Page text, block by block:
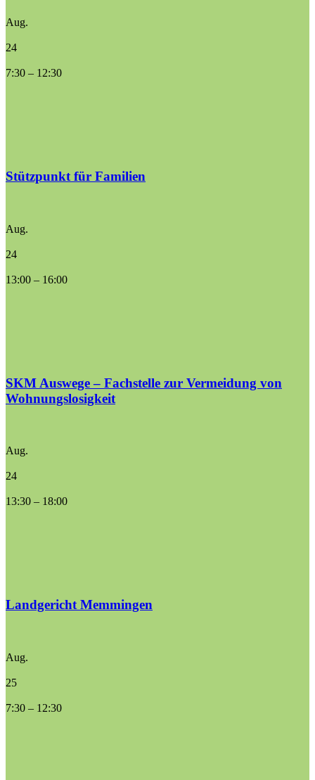
Aug.
24
7:30 – 12:30
Stützpunkt für Familien
Aug.
24
13:00 – 16:00
SKM Auswege – Fachstelle zur Vermeidung von
Wohnungslosigkeit
Aug.
24
13:30 – 18:00
Landgericht Memmingen
Aug.
25
7:30 – 12:30